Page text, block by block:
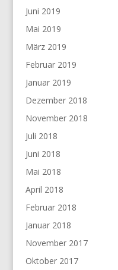
Juni 2019
Mai 2019
März 2019
Februar 2019
Januar 2019
Dezember 2018
November 2018
Juli 2018
Juni 2018
Mai 2018
April 2018
Februar 2018
Januar 2018
November 2017
Oktober 2017